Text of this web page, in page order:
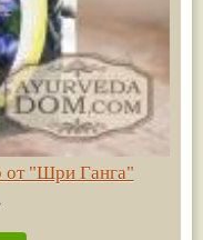
от "Шри Ганга"